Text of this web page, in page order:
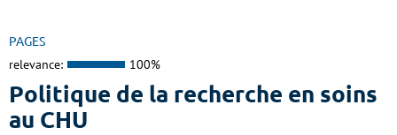
PAGES
relevance: 100%
Politique de la recherche en soins
au CHU